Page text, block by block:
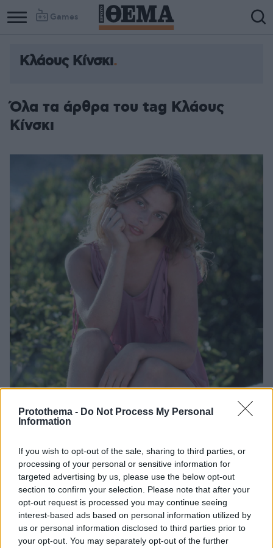
Protothema - Do Not Process My Personal
Information
If you wish to opt-out of the sale, sharing to third parties, or
processing of your personal or sensitive information for
targeted advertising by us, please use the below opt-out
section to confirm your selection. Please note that after your
opt-out request is processed you may continue seeing
interest-based ads based on personal information utilized by
us or personal information disclosed to third parties prior to
your opt-out. You may separately opt-out of the further
Games
Κλάους Κίνσκι
Όλα τα άρθρα του tag Κλάους
Κίνσκι
της και η γυμνή εμφάνιση στον κινηματογράφο στα 13
της
Μετά από δεκαετίες ο Βιμ Βέντερς απέσυρε το φιλμ
«Λάθος κίνηση» όπου η 13χρονη τότε κόρη του
Κλάους Κίνσκι εμφανιζόταν ολόγυμνη - Η ηθοποιός
είχε βιώσει κακοποιητική συμπεριφορά από μικρή
04.06.2026, 09:37